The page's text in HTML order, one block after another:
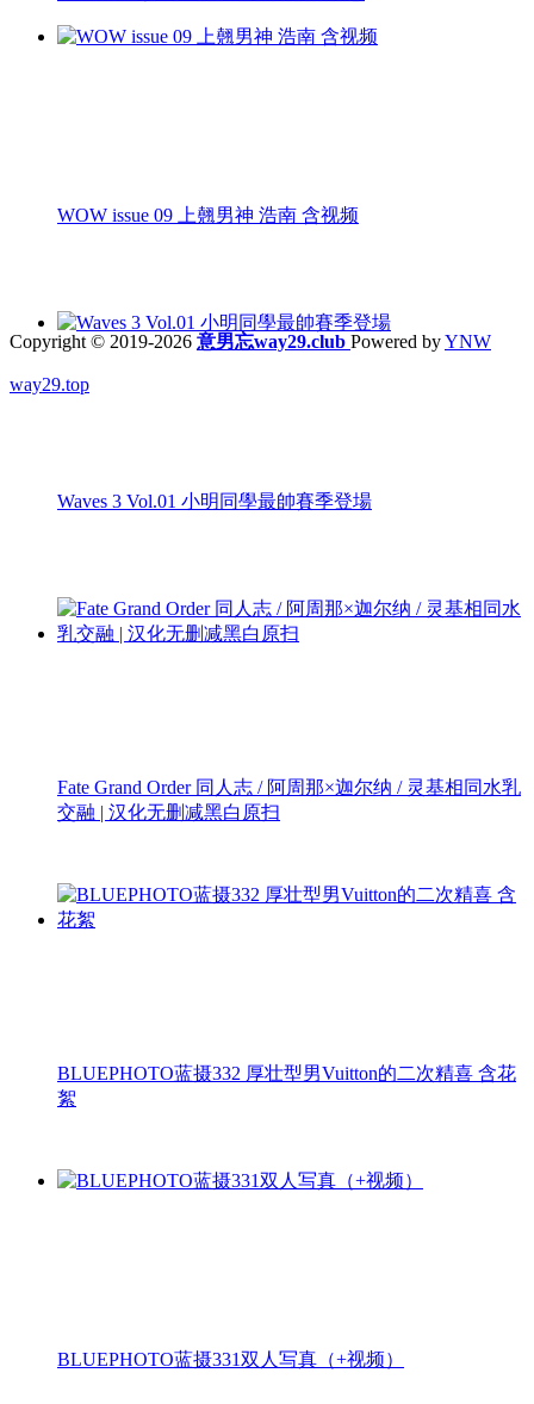
WOW issue 09 上翹男神 浩南 含视频
Waves 3 Vol.01 小明同學最帥賽季登場
Fate Grand Order 同人志 / 阿周那×迦尔纳 / 灵基相同水乳
交融 | 汉化无删减黑白原扫
BLUEPHOTO蓝摄332 厚壮型男Vuitton的二次精喜 含花
絮
BLUEPHOTO蓝摄331双人写真（+视频）
Copyright © 2019-2026 意男忘way29.club Powered byYNW
way29.top